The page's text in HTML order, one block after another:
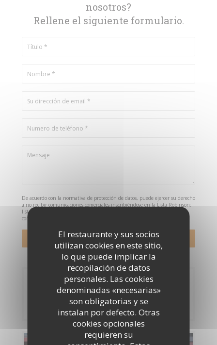
El restaurante y sus socios
utilizan cookies en este sitio,
lo que puede implicar la
recopilación de datos
personales. Las cookies
denominadas «necesarias»
son obligatorias y se
instalan por defecto. Otras
cookies opcionales
requieren su
nosotros?
Rellene el siguiente formulario.
De acuerdo con la normativa de protección de datos, puede ejercer su derecho
a no recibir comunicaciones comerciales inscribiéndose en la Lista Robinson:
listarobinson.es
consulte nuestra
Reserva
RESERVAR UNA MESA